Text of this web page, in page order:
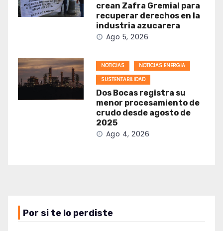
crean Zafra Gremial para
recuperar derechos en la
industria azucarera
Ago 5, 2026
NOTICIAS
NOTICIAS ENERGIA
SUSTENTABILIDAD
Dos Bocas registra su
menor procesamiento de
crudo desde agosto de
2025
Ago 4, 2026
Por si te lo perdiste